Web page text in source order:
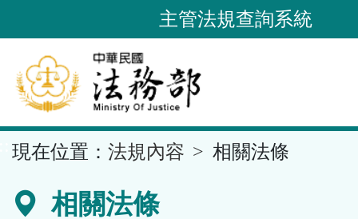
到
要
內
容
區
主管法規查詢系統
現在位置： 法規內容 相關法條
相關法條